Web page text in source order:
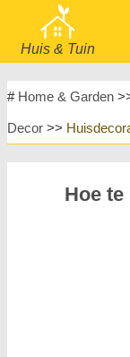
Huis & Tuin
Tuin &
Huisontwerp &
# Home & Garden
Decor >>
Hoe